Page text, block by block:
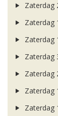
Zaterdag
Zaterdag
Zaterdag
Zaterdag
Zaterdag
Zaterdag
Zaterdag